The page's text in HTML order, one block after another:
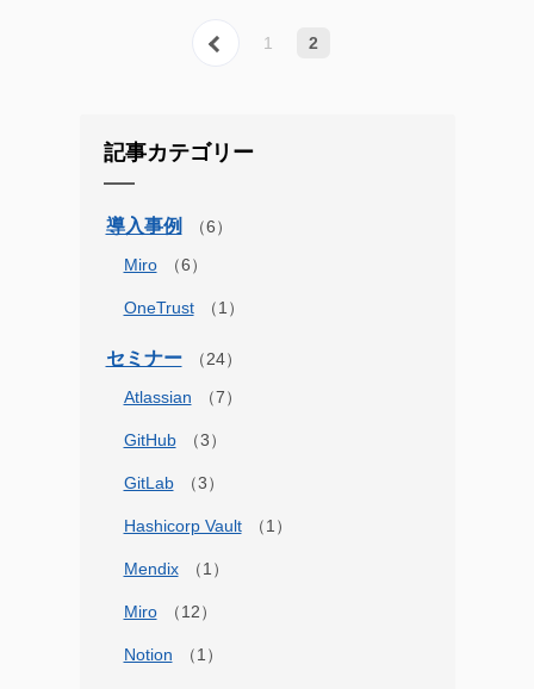
1 2
記事カテゴリー
導入事例
Miro
OneTrust
セミナー
Atlassian
GitHub
GitLab
Hashicorp Vault
Mendix
Miro
Notion